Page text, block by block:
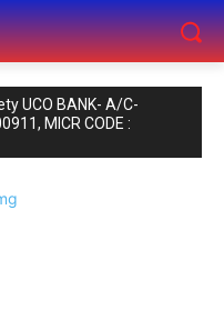
UCO BANK- A/C-
MICR CODE :